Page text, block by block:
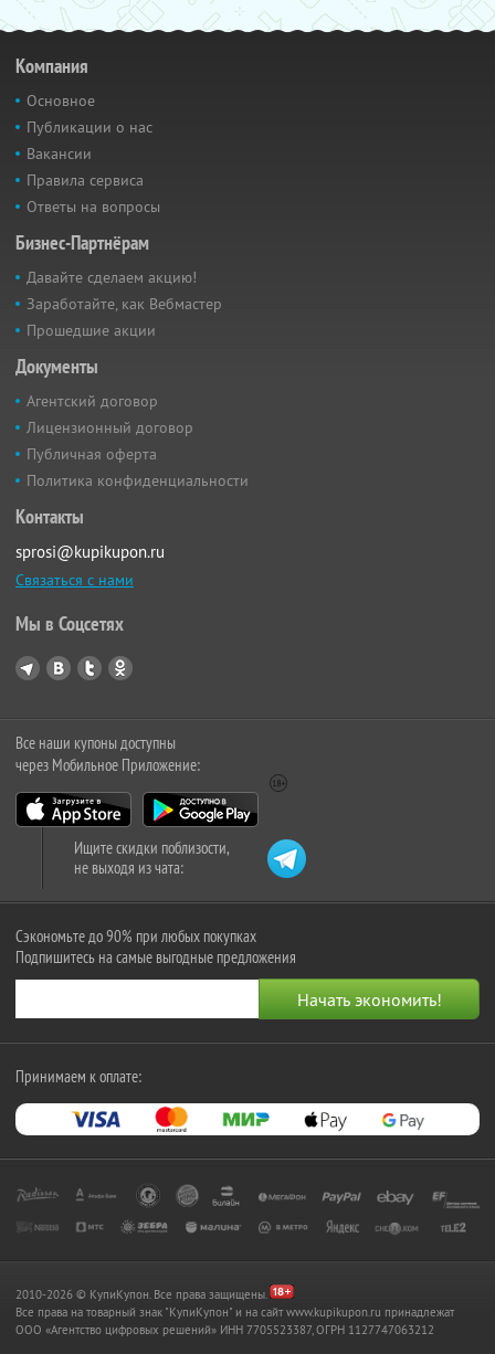
Компания
Основное
Публикации о нас
Вакансии
Правила сервиса
Ответы на вопросы
Бизнес-Партнёрам
Давайте сделаем акцию!
Заработайте, как Вебмастер
Прошедшие акции
Документы
Агентский договор
Лицензионный договор
Публичная оферта
Политика конфиденциальности
Контакты
sprosi@kupikupon.ru
Связаться с нами
Мы в Соцсетях
Все наши купоны доступны
через Мобильное Приложение:
Ищите скидки поблизости,
не выходя из чата:
Сэкономьте до 90% при любых покупках
Подпишитесь на самые выгодные предложения
Принимаем к оплате:
2010-2026 © КупиКупон. Все права защищены.
Все права на товарный знак "КупиКупон" и на сайт www.kupikupon.ru принадлежат
OOO «Агентство цифровых решений» ИНН 7705523387, ОГРН 1127747063212